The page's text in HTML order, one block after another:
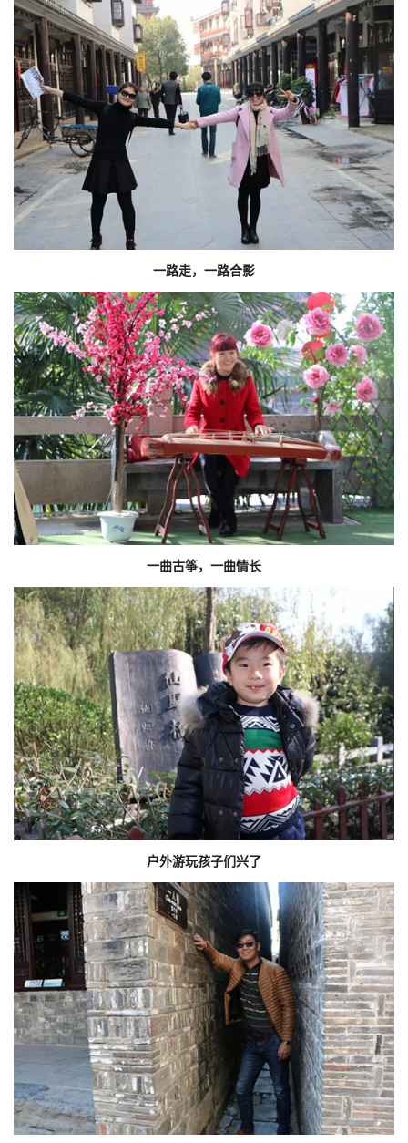
一路走，一路合影
一曲古筝，一曲情长
户外游玩孩子们兴了